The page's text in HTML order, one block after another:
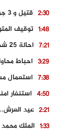
2:30 قتيل و 3 جرحى في شجار عنيف بحفل زفاف بسوق اليبت
1:48
7:21
3:29 احباط محاولة تهريب 2
7:38
4:50
2:21
1:33